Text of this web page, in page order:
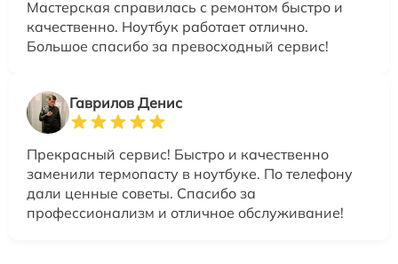
Мастерская справилась с ремонтом быстро и
качественно. Ноутбук работает отлично.
Большое спасибо за превосходный сервис!
Гаврилов Денис
Прекрасный сервис! Быстро и качественно
заменили термопасту в ноутбуке. По телефону
дали ценные советы. Спасибо за
профессионализм и отличное обслуживание!